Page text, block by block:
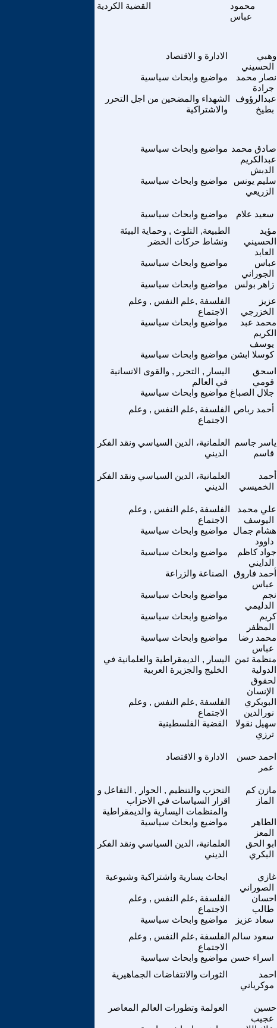
القضية الكردية
محمود
عباس
الادارة و الاقتصاد
وهبي
الحسيني
مواضيع وابحاث سياسية
نصار محمد
جرادة
الشهداء والمضحين من اجل التحرر
والاشتراكية
عبدالرؤوف
بطيخ
مواضيع وابحاث سياسية صادق محمد
عبدالكريم
الدبش
مواضيع وابحاث سياسية
سليم يونس
الزريعي
مواضيع وابحاث سياسية سعيد علام
الطبيعة, التلوث , وحماية البيئة
ونشاط حركات الخضر
مؤيد
الحسيني
العابد
مواضيع وابحاث سياسية
عباس
الجوراني
مواضيع وابحاث سياسية زاهر بولس
الفلسفة ,علم النفس , وعلم
الاجتماع
عزيز
الخزرجي
مواضيع وابحاث سياسية
محمد عبد
الكريم
يوسف
مواضيع وابحاث سياسية كوسلا ابشن
اليسار , التحرر , والقوى الانسانية
في العالم
اسحق
قومي
مواضيع وابحاث سياسية جلال الصباغ
الفلسفة ,علم النفس , وعلم
الاجتماع
أحمد رباص
العلمانية، الدين السياسي ونقد الفكر
الديني
ياسر جاسم
قاسم
العلمانية، الدين السياسي ونقد الفكر
الديني
أحمد
الخميسي
الفلسفة ,علم النفس , وعلم
الاجتماع
علي محمد
اليوسف
مواضيع وابحاث سياسية
هشام جمال
داوود
مواضيع وابحاث سياسية
جواد كاظم
الدايني
الصناعة والزراعة
أحمد فاروق
عباس
مواضيع وابحاث سياسية
نجم
الدليمي
مواضيع وابحاث سياسية
كريم
المظفر
مواضيع وابحاث سياسية
محمد رضا
عباس
اليسار , الديمقراطية والعلمانية في
الخليج والجزيرة العربية
منظمة ثمن
الدولية
لحقوق
الإنسان
الفلسفة ,علم النفس , وعلم
الاجتماع
البوبكري
نورالدين
القضية الفلسطينية
سهيل نقولا
ترزي
الادارة و الاقتصاد
احمد حسن
عمر
التحزب والتنظيم , الحوار , التفاعل و
اقرار السياسات في الاحزاب
والمنظمات اليسارية والديمقراطية
مازن كم
الماز
مواضيع وابحاث سياسية
الطاهر
المعز
العلمانية، الدين السياسي ونقد الفكر
الديني
ابو الحق
البكري
ابحاث يسارية واشتراكية وشيوعية
غازي
الصوراني
الفلسفة ,علم النفس , وعلم
الاجتماع
احسان
طالب
مواضيع وابحاث سياسية سعاد عزيز
الفلسفة ,علم النفس , وعلم
الاجتماع
سعود سالم
مواضيع وابحاث سياسية اسراء حسن
الثورات والانتفاضات الجماهيرية
احمد
موكرياني
العولمة وتطورات العالم المعاصر
حسين
عجيب